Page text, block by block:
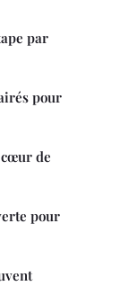
par
pour
de
pour